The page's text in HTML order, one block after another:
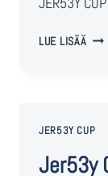
LUE LISÄÄ
JER53Y CUP
Jer53y